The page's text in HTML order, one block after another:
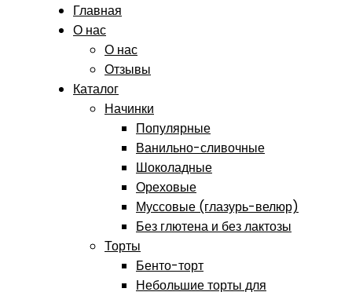
Главная
О нас
О нас
Отзывы
Каталог
Начинки
Популярные
Ванильно-сливочные
Шоколадные
Ореховые
Муссовые (глазурь-велюр)
Без глютена и без лактозы
Торты
Бенто-торт
Небольшие торты для